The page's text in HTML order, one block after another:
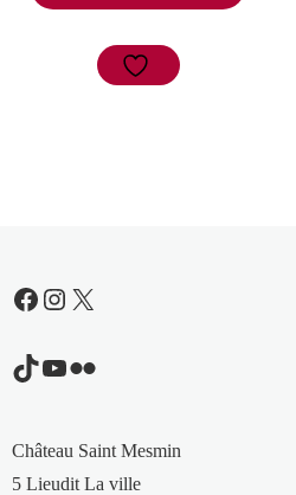
Facebook
Instagram
X
TikTok
YouTube
Flickr
Château Saint Mesmin
5 Lieudit La ville